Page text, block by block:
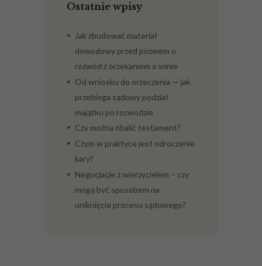
Ostatnie wpisy
Jak zbudować materiał
dowodowy przed pozwem o
rozwód z orzekaniem o winie
Od wniosku do orzeczenia — jak
przebiega sądowy podział
majątku po rozwodzie
Czy można obalić testament?
Czym w praktyce jest odroczenie
kary?
Negocjacje z wierzycielem – czy
mogą być sposobem na
uniknięcie procesu sądowego?